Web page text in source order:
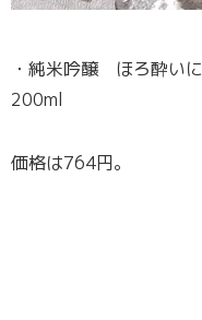
・純米吟醸 ほろ酔
200ml
価格は764円。